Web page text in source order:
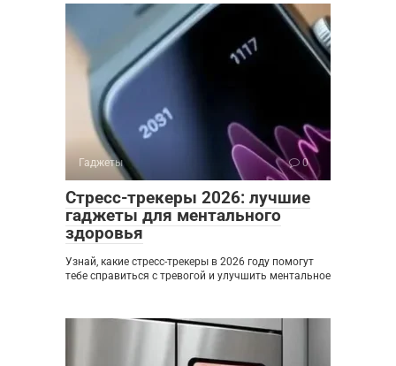
Гаджеты 0
Стресс-трекеры 2026: лучшие
гаджеты для ментального
здоровья
Узнай, какие стресс-трекеры в 2026 году помогут
тебе справиться с тревогой и улучшить ментальное